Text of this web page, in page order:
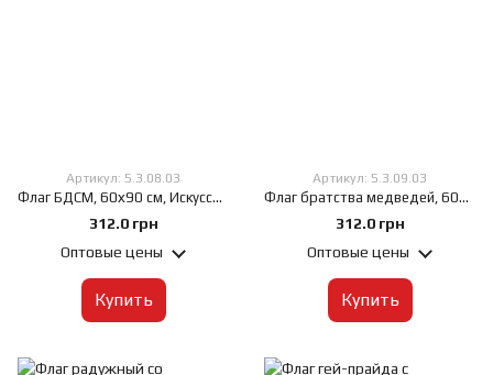
Артикул: 5.3.08.03
Флаг БДСМ, 60х90 см, Искусственный шелк 50 г/м², Сублимационная печать, односторонний, Карман под древко слева
312.0 грн
Оптовые цены
Купить
Артикул: 5.3.09.03
Флаг братства медведей, 60х90 см, Искусственный шелк 50 г/м², Сублимационная печать, односторонний, Карман под древко слева
312.0 грн
Оптовые цены
Купить